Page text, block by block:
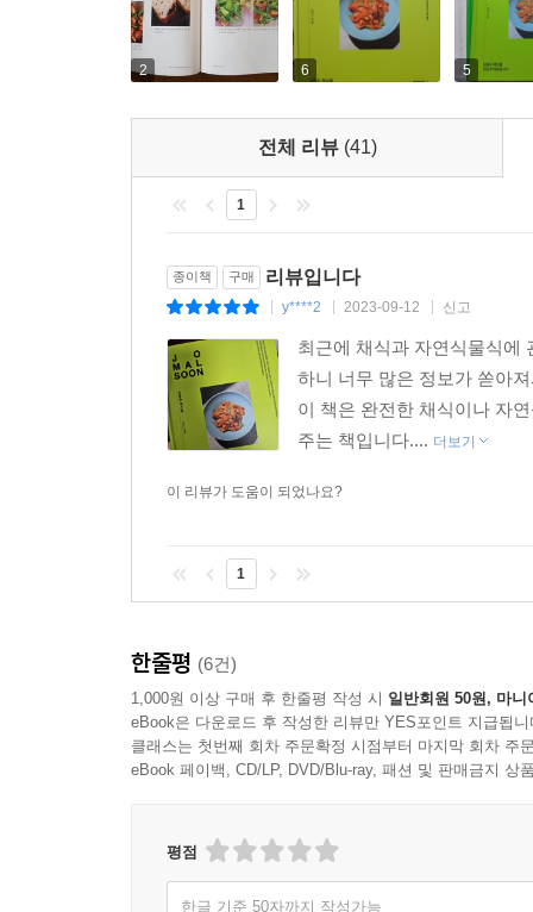
2 6 5
전체 리뷰 (41)
1
종이책 구매 리뷰입니다
y****2 2023-09-12 신고
최근에 채식과 자연식물식에
하니 너무 많은 정보가 쏟아
이 책은 완전한 채식이나 자
주는 책입니다.... 더보기
이 리뷰가 도움이 되었나요?
1
한줄평 (6건)
1,000원 이상 구매 후 한줄평 작성 시 일반회원 50원, 마니
eBook은 다운로드 후 작성한 리뷰만 YES포인트 지급됩니
클래스는 첫번째 회차 주문확정 시점부터 마지막 회차 주
eBook 페이백, CD/LP, DVD/Blu-ray, 패션 및 판매금지 상
평점
한글 기준 50자까지 작성가능